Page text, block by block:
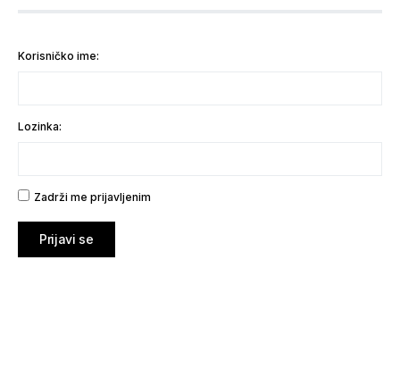
Korisničko ime:
Lozinka:
Zadrži me prijavljenim
Prijavi se